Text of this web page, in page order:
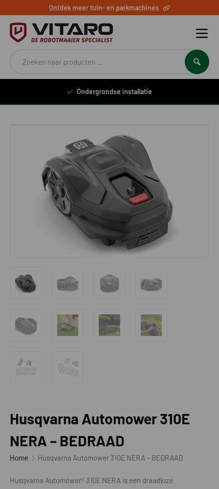
Ontdek meer tuin- en parkmachines
Producten
zoeken
Ondergrondse installatie
Husqvarna Automower 310E
NERA – BEDRAAD
Home Husqvarna Automower 310E NERA – BEDRAAD
Husqvarna Automower® 310E NERA is een draadloze